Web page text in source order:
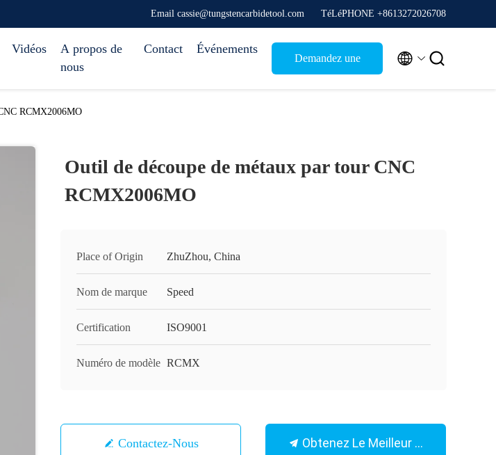
Email cassie@tungstencarbidetool.com TéLéPHONE +8613272026708
Vidéos
A propos de
nous
Contact Événements
Demandez une  
RCMX2006MO
Outil de découpe de métaux par tour CNC
RCMX2006MO
Place of Origin ZhuZhou, China
Nom de marque Speed
Certification ISO9001
Numéro de modèle RCMX
Contactez-Nous Obtenez Le Meilleur Prix